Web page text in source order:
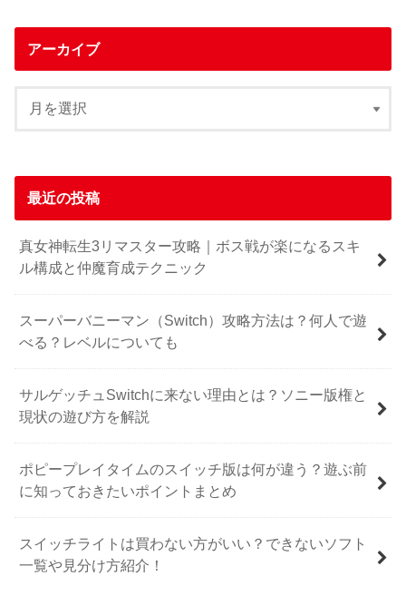
アーカイブ
最近の投稿
真女神転生3リマスター攻略｜ボス戦が楽になるスキ
ル構成と仲魔育成テクニック
スーパーバニーマン（Switch）攻略方法は？何人で遊
べる？レベルについても
サルゲッチュSwitchに来ない理由とは？ソニー版権と
現状の遊び方を解説
ポピープレイタイムのスイッチ版は何が違う？遊ぶ前
に知っておきたいポイントまとめ
スイッチライトは買わない方がいい？できないソフト
一覧や見分け方紹介！